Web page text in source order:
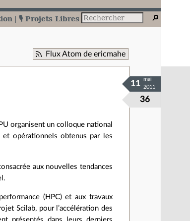
🎙️ Projets Libres
Flux Atom de ericmahe
36
11
mai
2011
organisent un colloque national
opérationnels obtenus par les
aux nouvelles tendances
(HPC) et aux travaux
Scilab, pour l’accélération des